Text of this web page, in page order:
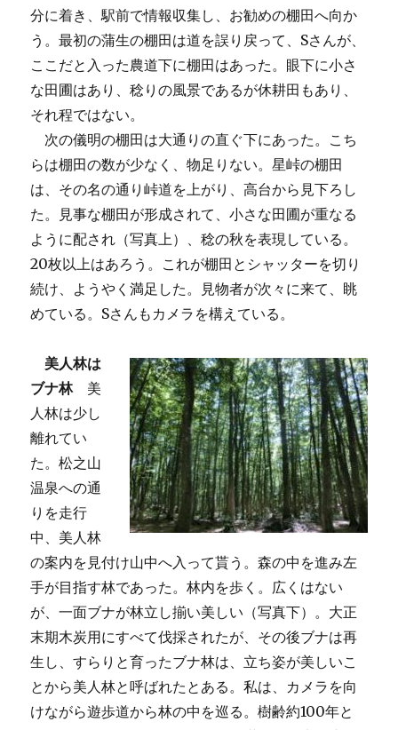
分に着き、駅前で情報収集し、お勧めの棚田へ向か
う。最初の蒲生の棚田は道を誤り戻って、Sさんが、
ここだと入った農道下に棚田はあった。眼下に小さ
な田圃はあり、稔りの風景であるが休耕田もあり、
それ程ではない。
次の儀明の棚田は大通りの直ぐ下にあった。こち
らは棚田の数が少なく、物足りない。星峠の棚田
は、その名の通り峠道を上がり、高台から見下ろし
た。見事な棚田が形成されて、小さな田圃が重なる
ように配され（写真上）、稔の秋を表現している。
20枚以上はあろう。これが棚田とシャッターを切り
続け、ようやく満足した。見物者が次々に来て、眺
めている。Sさんもカメラを構えている。
美人林は
ブナ林美
人林は少し
離れてい
た。松之山
温泉への通
りを走行
中、美人林
の案内を見付け山中へ入って貰う。森の中を進み左
手が目指す林であった。林内を歩く。広くはない
が、一面ブナが林立し揃い美しい（写真下）。大正
末期木炭用にすべて伐採されたが、その後ブナは再
生し、すらりと育ったブナ林は、立ち姿が美しいこ
とから美人林と呼ばれたとある。私は、カメラを向
けながら遊歩道から林の中を巡る。樹齢約100年と